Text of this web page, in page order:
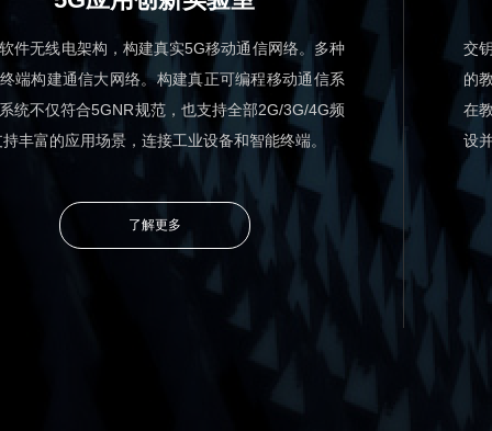
件无线电架构，构建真实5G移动通信网络。多种
端构建通信大网络。构建真正可编程移动通信系
统不仅符合5GNR规范，也支持全部2G/3G/4G频
丰富的应用场景，连接工业设备和智能终端。
了解更多
交
的
在
设